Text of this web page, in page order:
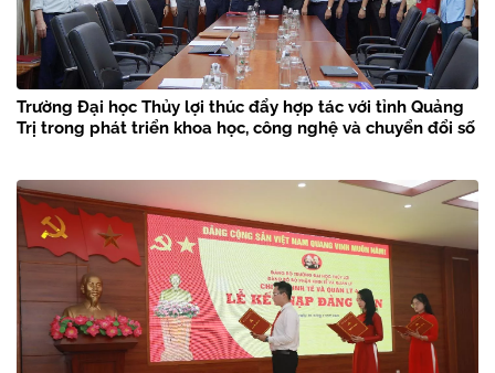
Trường Đại học Thủy lợi thúc đẩy hợp tác với tỉnh Quảng
Trị trong phát triển khoa học, công nghệ và chuyển đổi số